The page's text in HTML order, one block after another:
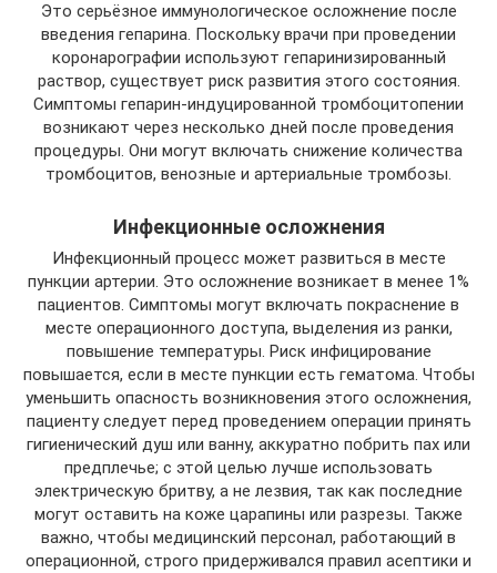
Это серьёзное иммунологическое осложнение после
введения гепарина. Поскольку врачи при проведении
коронарографии используют гепаринизированный
раствор, существует риск развития этого состояния.
Симптомы гепарин-индуцированной тромбоцитопении
возникают через несколько дней после проведения
процедуры. Они могут включать снижение количества
тромбоцитов, венозные и артериальные тромбозы.
Инфекционные осложнения
Инфекционный процесс может развиться в месте
пункции артерии. Это осложнение возникает в менее 1%
пациентов. Симптомы могут включать покраснение в
месте операционного доступа, выделения из ранки,
повышение температуры. Риск инфицирование
повышается, если в месте пункции есть гематома. Чтобы
уменьшить опасность возникновения этого осложнения,
пациенту следует перед проведением операции принять
гигиенический душ или ванну, аккуратно побрить пах или
предплечье; с этой целью лучше использовать
электрическую бритву, а не лезвия, так как последние
могут оставить на коже царапины или разрезы. Также
важно, чтобы медицинский персонал, работающий в
операционной, строго придерживался правил асептики и